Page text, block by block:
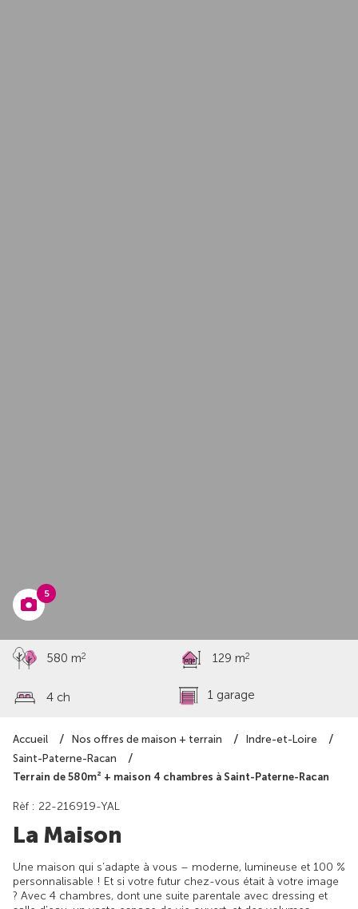
Accueil Nos offres de maison + terrain
Indre-et-Loire
Saint-Paterne-Racan
Terrain de 580m² + maison 4 chambres à Saint-Paterne-Racan
5
580 m2 129 m2
4 ch 1 garage
Rèf : 22-216919-YAL
La Maison
Une maison qui s’adapte à vous – moderne, lumineuse et 100 %
personnalisable ! Et si votre futur chez-vous était à votre image
? Avec 4 chambres, dont une suite parentale avec dressing et